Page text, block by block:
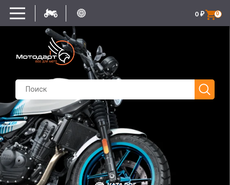
0
0 ₽